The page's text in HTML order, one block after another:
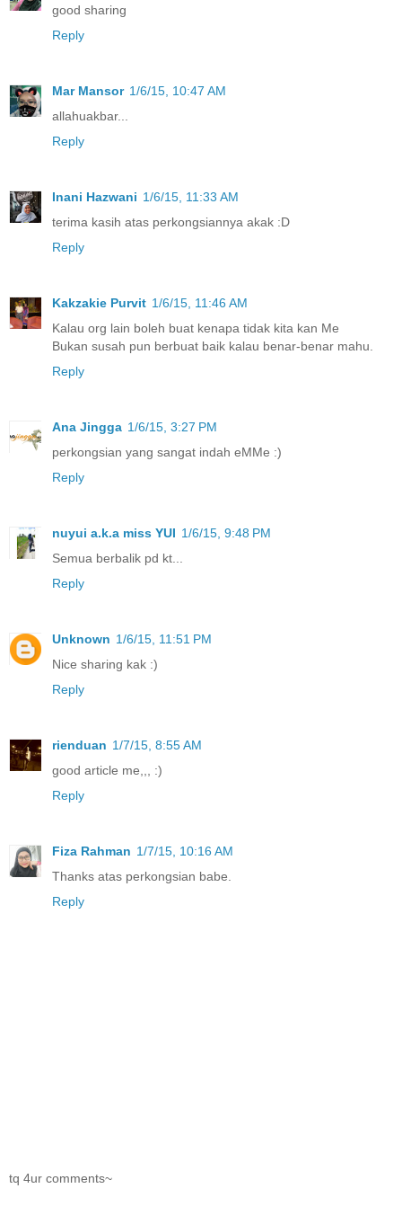
good sharing
Reply
Mar Mansor 1/6/15, 10:47 AM
allahuakbar...
Reply
Inani Hazwani 1/6/15, 11:33 AM
terima kasih atas perkongsiannya akak :D
Reply
Kakzakie Purvit 1/6/15, 11:46 AM
Kalau org lain boleh buat kenapa tidak kita kan Me
Bukan susah pun berbuat baik kalau benar-benar mahu.
Reply
Ana Jingga 1/6/15, 3:27 PM
perkongsian yang sangat indah eMMe :)
Reply
nuyui a.k.a miss YUI 1/6/15, 9:48 PM
Semua berbalik pd kt...
Reply
Unknown 1/6/15, 11:51 PM
Nice sharing kak :)
Reply
rienduan 1/7/15, 8:55 AM
good article me,,, :)
Reply
Fiza Rahman 1/7/15, 10:16 AM
Thanks atas perkongsian babe.
Reply
tq 4ur comments~